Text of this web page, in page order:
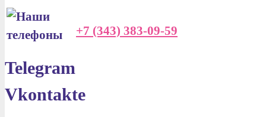
+7 (343) 383-09-59
Telegram
Vkontakte